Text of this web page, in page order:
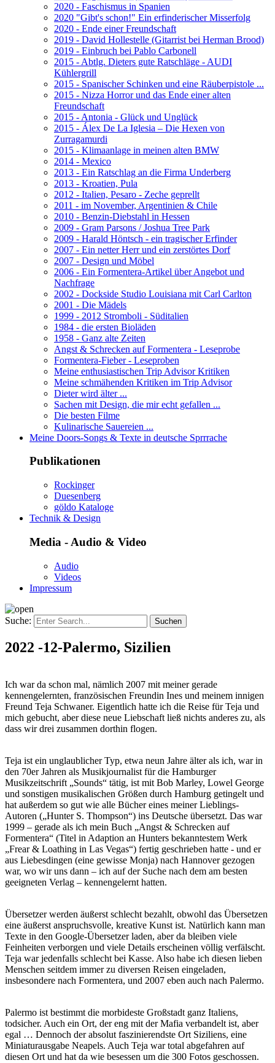
2020 - Faschismus in Spanien
2020 "Gibt's schon!" Ein erfinderischer Misserfolg
2020 - Ende einer Freundschaft
2019 - David Hollestelle (Gitarrist bei Herman Brood)
2019 - Einbruch bei Pablo Carbonell
2015 - Abtlg. Dieters gute Ratschläge - AUDI
Kühlergrill
2015 - Spanischer Schinken und eine Räuberpistole ...
2015 - Nizza Horror und das Ende einer alten
Freundschaft
2015 - Antonia - Glück und Unglück
2015 - Álex De La Iglesia – Die Hexen von
Zurragamurdi
2015 - Klimaanlage in meinen alten BMW
2014 - Mexico
2013 - Ein Ratschlag an die Firma Underberg
2013 - Kroatien, Pula
2012 - Italien, Pesaro - Zeche geprellt
2011 - im November, Argentinien & Chile
2010 - Benzin-Diebstahl in Hessen
2009 - Gram Parsons / Joshua Tree Park
2009 - Harald Höntsch - ein tragischer Erfinder
2007 - Ein netter Herr und ein zerstörtes Dorf
2007 - Design und Möbel
2006 - Ein Formentera-Artikel über Angebot und
Nachfrage
2002 - Dockside Studio Louisiana mit Carl Carlton
2001 - Die Mädels
1999 - 2012 Stromboli - Süditalien
1984 - die ersten Bioläden
1958 - Ganz alte Zeiten
Angst & Schrecken auf Formentera - Leseprobe
Formentera-Fieber - Leseproben
Meine enthusiastischen Trip Advisor Kritiken
Meine schmähenden Kritiken im Trip Advisor
Dieter wird älter ...
Sachen mit Design, die mir echt gefallen ...
Die besten Filme
Kulinarische Sauereien ...
Meine Doors-Songs & Texte in deutsche Sprrrache
Publikationen
Rockinger
Duesenberg
göldo Kataloge
Technik & Design
Media - Audio & Video
Audio
Videos
Impressum
Suche:
2022 -12-Palermo, Sizilien
Ich war da schon mal, nämlich 2007 mit meiner gerade
kennengelernten, französischen Freundin Ines und meinem innigen
Freund Teja Schwaner. Eigentlich hatte ich die Reise für Teja und
mich gebucht, aber diese neue Liebschaft ließ nichts anderes zu, als
dass wir drei zusammen dorthin flogen.
Teja ist ein unglaublicher Typ, etwa neun Jahre älter als ich, war in
den 70er Jahren als Musikjournalist für die Hamburger
Musikzeitschrift „Sounds“ tätig, ist mit Bob Marley, Lowel George
und sonstigen musikalischen Größen durch Hamburg getingelt und
hat außerdem so gut wie alle Bücher eines meiner Lieblings-
Autoren („Hunter S. Thompson“) ins Deutsche übersetzt. Das war
1999 – gerade als ich mein Buch „Angst & Schrecken auf
Formentera“ (Titel in Adaption an Hunters bekanntestem Werk
„Frear & Loathing in Las Vegas“) fertig geschrieben hatte - und er
aus Liebesdingen (eine gewisse Monja) nach Hannover gezogen
war, wo wir uns dann – ich auf der Suche nach dem am besten
geeigneten Verlag – kennengelernt hatten.
Übersetzer werden äußerst schlecht bezahlt, obwohl das Übersetzen
eine äußerst anspruchsvolle, kreative Kunst ist. Natürlich kann man
Texte in den Google-Übersetzer laden, aber da bleiben viele
Feinheiten verborgen und viele Details erscheinen völlig verfälscht.
Teja war jedenfalls schlecht bei Kasse. Also habe ich diesen lieben
Menschen seitdem immer zu diversen Reisen eingeladen,
insbesondere nach Formentera, und 2007 eben auch nach Palermo.
Palermo ist bestimmt die morbideste Großstadt ganz Italiens,
todsicher. Auch ein Ort, der eng mit der Mafia verbandelt ist, aber
egal … Dennoch der absolut faszinierendste Ort Siziliens, eine
Miniaturausgabe Neapels. Auch Teja war total abgefahren auf
diesen Ort und hat da wie besessen um die 300 Fotos geschossen.